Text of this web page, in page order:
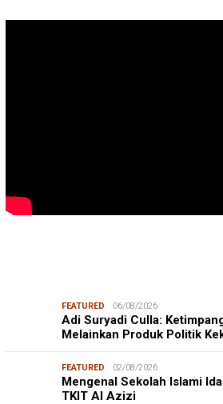
FEATURED 06/08/2026
Adi Suryadi Culla:
Melainkan Produk Politik
FEATURED 02/08/2026
Mengenal Sekolah Islami
TKIT Al Azizi